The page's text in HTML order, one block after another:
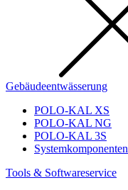
Gebäudeentwässerung
POLO-KAL XS
POLO-KAL NG
POLO-KAL 3S
Systemkomponenten
Tools & Softwareservice